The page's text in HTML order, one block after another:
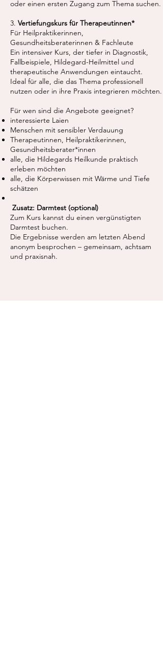
oder einen ersten Zugang zum Thema suchen.
3. Vertiefungskurs für Therapeutinnen*
Für Heilpraktikerinnen,
Gesundheitsberaterinnen & Fachleute
Ein intensiver Kurs, der tiefer in Diagnostik,
Fallbeispiele, Hildegard-Heilmittel und
therapeutische Anwendungen eintaucht.
Ideal für alle, die das Thema professionell
nutzen oder in ihre Praxis integrieren möchten.
Für wen sind die Angebote geeignet?
interessierte Laien
Menschen mit sensibler Verdauung
Therapeutinnen, Heilpraktikerinnen,
Gesundheitsberater*innen
alle, die Hildegards Heilkunde praktisch
erleben möchten
alle, die Körperwissen mit Wärme und Tiefe
schätzen
Zusatz: Darmtest (optional)
Zum Kurs kannst du einen vergünstigten
Darmtest buchen.
Die Ergebnisse werden am letzten Abend
anonym besprochen – gemeinsam, achtsam
und praxisnah.